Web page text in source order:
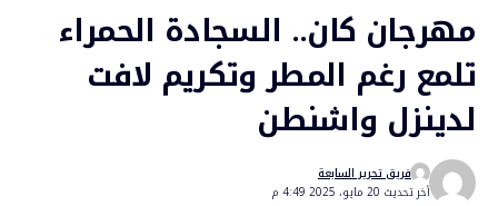
مهرجان كان.. السجادة الحمراء
تلمع رغم المطر وتكريم لافت
لدينزل واشنطن
أخر تحديث 20 مايو، 2025 4:49 م
فريق تحرير السابعة